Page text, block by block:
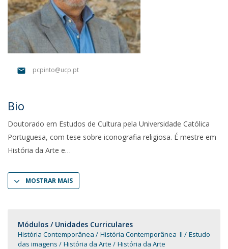
pcpinto@ucp.pt
Bio
Doutorado em Estudos de Cultura pela Universidade Católica
Portuguesa, com tese sobre iconografia religiosa. É mestre em
História da Arte e
MOSTRAR MAIS
Módulos / Unidades Curriculares
História Contemporânea História Contemporânea II
Estudo
das imagens
História da Arte História da Arte